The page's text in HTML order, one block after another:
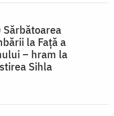
Sărbătoarea
la Față a
– hram la
Sihla